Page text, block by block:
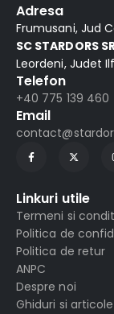
Adresa
Frumusani, Jud
SC STARDORS
Leordeni, Judet
Telefon
+40 775 139 460
Email
Linkuri utile
Termeni si
Politica de
Politica de retur
ANPC
Despre noi
Ghiduri si articole